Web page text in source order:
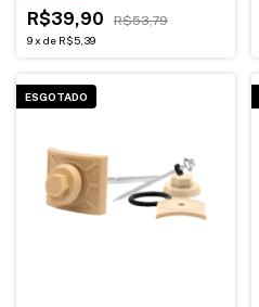
R$39,90 R$53,79
9x de R$5,39
ESGOTADO